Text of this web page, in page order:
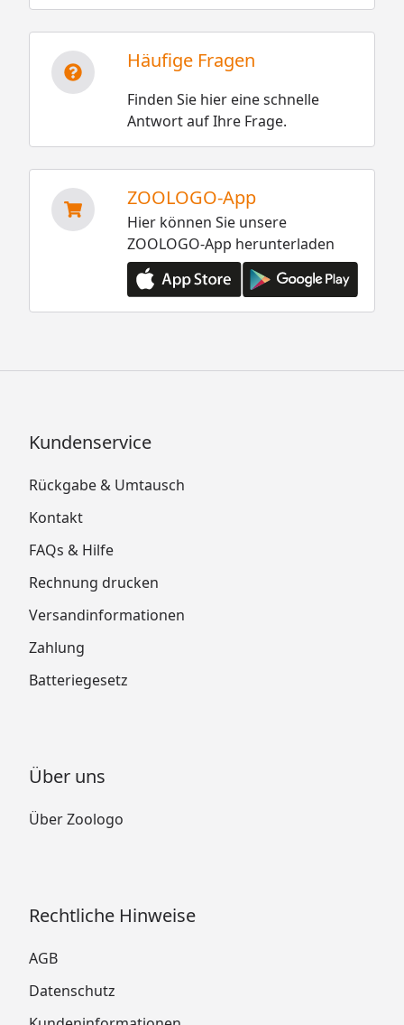
Häufige Fragen
Finden Sie hier eine schnelle
Antwort auf Ihre Frage.
ZOOLOGO-App
Hier können Sie unsere
ZOOLOGO-App herunterladen
Kundenservice
Rückgabe & Umtausch
Kontakt
FAQs & Hilfe
Rechnung drucken
Versandinformationen
Zahlung
Batteriegesetz
Über uns
Über Zoologo
Rechtliche Hinweise
AGB
Datenschutz